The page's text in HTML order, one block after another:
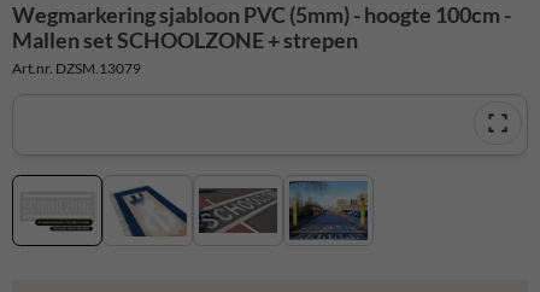
Wegmarkering sjabloon PVC (5mm) - hoogte 100cm -
Mallen set SCHOOLZONE + strepen
Art.nr. DZSM.13079